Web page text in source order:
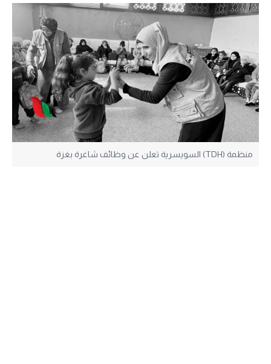
منظمة (TDH) السويسرية تعلن عن وظائف شاغرة بغزة